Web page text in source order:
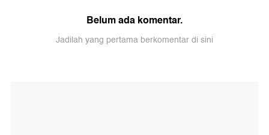
Belum ada komentar.
Jadilah yang pertama berkomentar di sini